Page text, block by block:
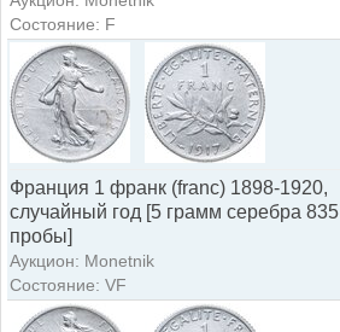
Состояние: F
Франция 1 франк (franc) 1898-1920,
случайный год [5 грамм серебра 835
пробы]
Аукцион: Monetnik
Состояние: VF